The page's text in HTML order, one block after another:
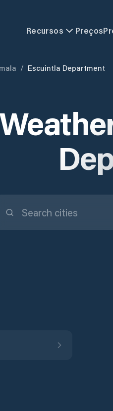
Recursos Preços
/ Escuintla Department